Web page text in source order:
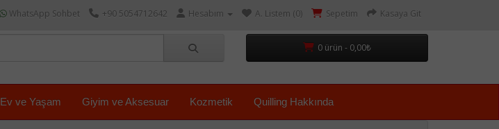
WhatsApp Sohbet +90 5054712642 Hesabım A. Listem (0) Sepetim Kasaya Git
0 ürün - 0,00₺
Ev ve Yaşam Giyim ve Aksesuar Kozmetik Quilling Hakkında